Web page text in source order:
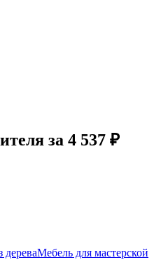
за 4 537 ₽
дереваМебель для мастерской